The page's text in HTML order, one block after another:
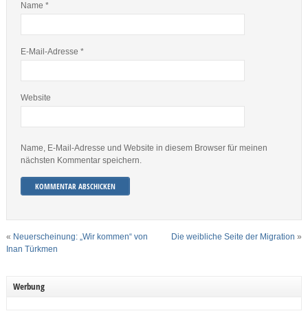
Name *
E-Mail-Adresse *
Website
Name, E-Mail-Adresse und Website in diesem Browser für meinen
nächsten Kommentar speichern.
« Neuerscheinung: „Wir kommen“ von
Inan Türkmen
Die weibliche Seite der Migration »
Werbung